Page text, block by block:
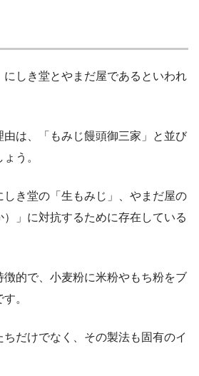
しき堂とやまだ屋であるといわれ
由は、「もみじ饅頭御三家」と並び
う。
しき堂の「生もみじ」、やまだ屋の
）」に対抗するために存在している
徴的で、小麦粉に米粉やもち粉をブ
。
ちだけでなく、その製法も固有のイ